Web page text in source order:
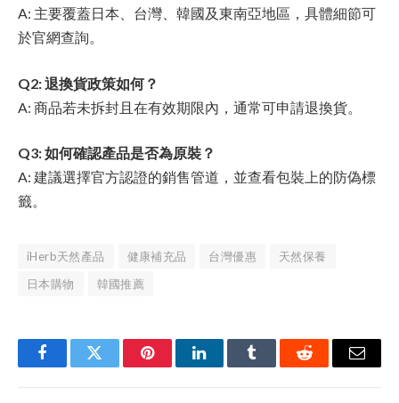
A: 主要覆蓋日本、台灣、韓國及東南亞地區，具體細節可
於官網查詢。
Q2: 退換貨政策如何？
A: 商品若未拆封且在有效期限內，通常可申請退換貨。
Q3: 如何確認產品是否為原裝？
A: 建議選擇官方認證的銷售管道，並查看包裝上的防偽標
籤。
iHerb天然產品 健康補充品 台灣優惠
天然保養
日本購物
韓國推薦
FacebookTwitter PinterestLinkedInTumblr Reddit Email